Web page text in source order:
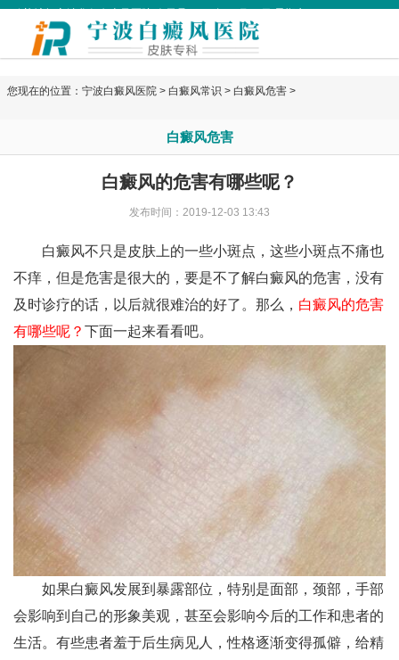
您现在的位置： 宁波白癜风医院 > 白癜风常识 > 白癜风危害 >
白癜风危害
白癜风的危害有哪些呢？
发布时间：2019-12-03 13:43
白癜风不只是皮肤上的一些小斑点，这些小斑点不痛也
不痒，但是危害是很大的，要是不了解白癜风的危害，没有
及时诊疗的话，以后就很难治的好了。那么， 白癜风的危害
有哪些呢？ 下面一起来看看吧。
如果白癜风发展到暴露部位，特别是面部，颈部，手部
会影响到自己的形象美观，甚至会影响今后的工作和患者的
生活。有些患者羞于后生病见人，性格逐渐变得孤僻，给精